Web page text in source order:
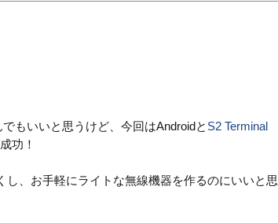
もいいと思うけど、今回はAndroidと S2 Terminal
功！
、お手軽にライトな無線機器を作るのにいいと思